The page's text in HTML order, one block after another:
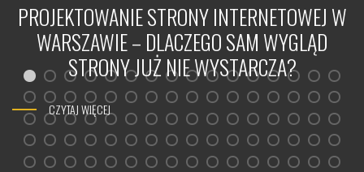
PROJEKTOWANIE STRONY INTERNETOWEJ W
WARSZAWIE – DLACZEGO SAM WYGLĄD
STRONY JUŻ NIE WYSTARCZA?
CZYTAJ WIĘCEJ